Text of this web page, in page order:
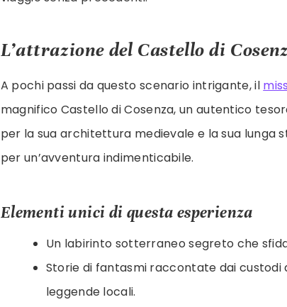
L’attrazione del Castello di
A pochi passi da questo scenario intrigante, il
magnifico Castello di Cosenza, un autentico
per la sua architettura medievale e la sua
per un’avventura indimenticabile.
Elementi unici di questa esperienza
Un labirinto sotterraneo segreto che
Storie di fantasmi raccontate dai
leggende locali.